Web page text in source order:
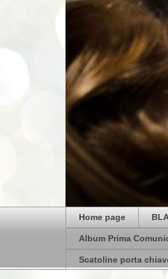
Home page
Album Prima
Scatoline porta